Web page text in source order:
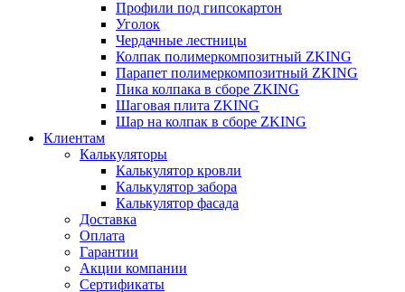
Профили под гипсокартон
Уголок
Чердачные лестницы
Колпак полимеркомпозитный ZKING
Парапет полимеркомпозитный ZKING
Пика колпака в сборе ZKING
Шаговая плита ZKING
Шар на колпак в сборе ZKING
Клиентам
Калькуляторы
Калькулятор кровли
Калькулятор забора
Калькулятор фасада
Доставка
Оплата
Гарантии
Акции компании
Сертификаты